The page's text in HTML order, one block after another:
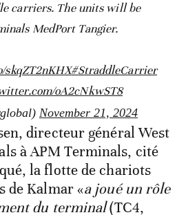
carriers. The units will be
MedPort Tangier.
skqZT2nKHX#StraddleCarrier
oA2cNkwST8
November 21, 2024
directeur général West
à APM Terminals, cité
la flotte de chariots
de Kalmar «a joué un rôle
du terminal(TC4,